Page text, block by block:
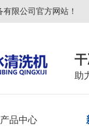
限公司官方网站！
助
产品中心